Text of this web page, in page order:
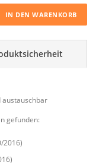
IN DEN WARENKORB
gefunden: